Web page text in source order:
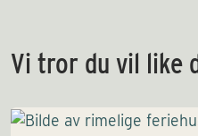
Vi tror du vil like